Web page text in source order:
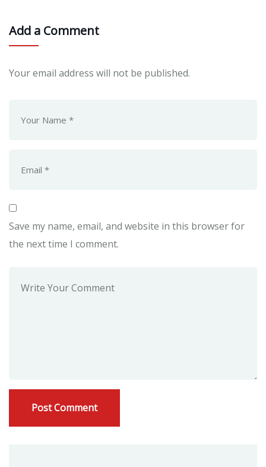
Add a Comment
Your email address will not be published.
Save my name, email, and website in this browser for
the next time I comment.